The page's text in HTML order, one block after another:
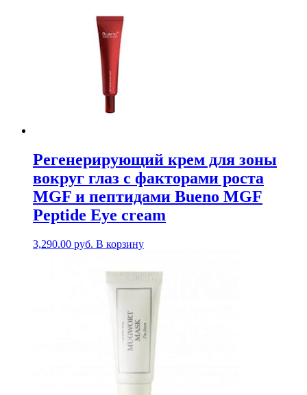
Регенерирующий крем для зоны
вокруг глаз с факторами роста
MGF и пептидами Bueno MGF
Peptide Eye cream
3,290.00 руб. В корзину